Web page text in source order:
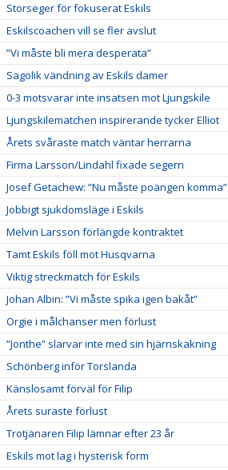
Storseger för fokuserat Eskils
Eskilscoachen vill se fler avslut
”Vi måste bli mera desperata”
Sagolik vändning av Eskils damer
0-3 motsvarar inte insatsen mot Ljungskile
Ljungskilematchen inspirerande tycker Elliot
Årets svåraste match väntar herrarna
Firma Larsson/Lindahl fixade segern
Josef Getachew: ”Nu måste poängen komma”
Jobbigt sjukdomsläge i Eskils
Melvin Larsson förlängde kontraktet
Tamt Eskils föll mot Husqvarna
Viktig streckmatch för Eskils
Johan Albin: ”Vi måste spika igen bakåt”
Orgie i målchanser men förlust
”Jonthe” slarvar inte med sin hjärnskakning
Schönberg inför Torslanda
Känslosamt förväl för Filip
Årets suraste förlust
Trotjänaren Filip lämnar efter 23 år
Eskils mot lag i hysterisk form